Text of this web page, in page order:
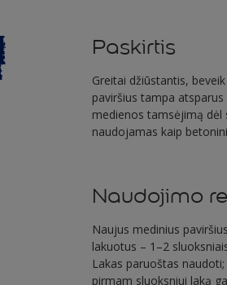
Paskirtis
Greitai džiūstantis,
paviršius tampa
medienos tamsėjimą dėl
naudojamas kaip
Naudojimo
Naujus medinius
lakuotus – 1–2
Lakas paruoštas
pirmam sluoksniui laką